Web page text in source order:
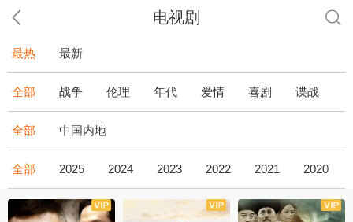
电视剧
最热 最新
全部 战争 伦理 年代 爱情 喜剧 谍战
全部 中国内地
全部 2025 2024 2023 2022 2021 2020
全43集 全36集 全34集